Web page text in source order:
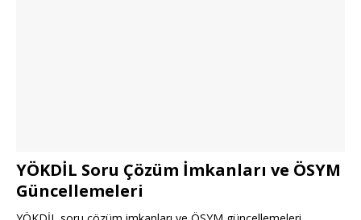
YÖKDİL Soru Çözüm İmkanları ve ÖSYM
Güncellemeleri